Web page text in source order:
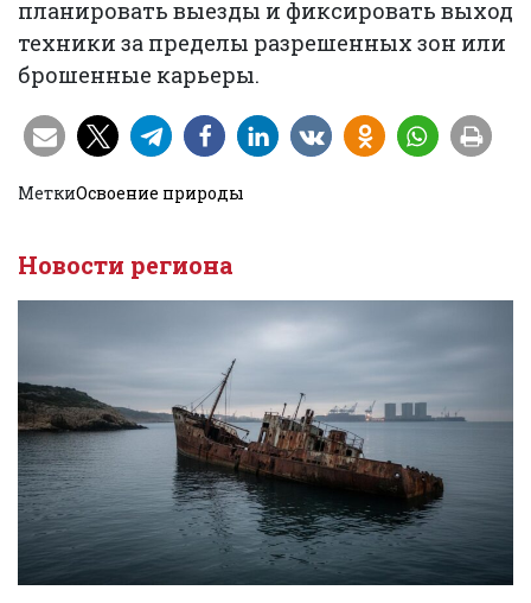
планировать выезды и фиксировать выход
техники за пределы разрешенных зон или
брошенные карьеры.
МеткиОсвоение природы
Новости региона